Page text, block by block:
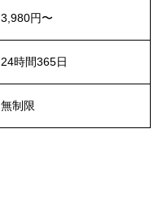
3,980円〜
24時間365日
無制限